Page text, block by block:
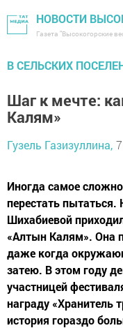
НОВОСТИ
Газета "Высокогорские
В СЕЛЬСКИХ
Шаг к мечте:
Калям»
Гузель Газизуллина,
Иногда самое
перестать пытаться.
Шихабиевой
«Алтын Калям». Она
даже когда
затею. В этом году
участницей
награду «Хранитель
история гораздо